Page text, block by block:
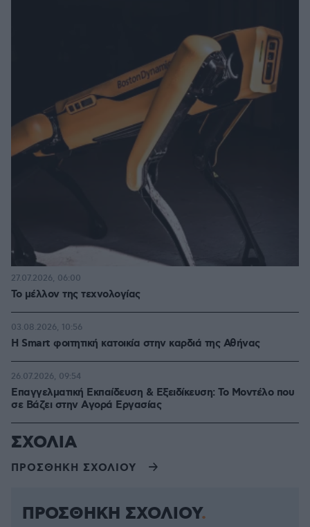
Το μέλλον της τεχνολογίας
27.07.2026, 06:00
Η Smart φοιτητική κατοικία στην καρδιά της Αθήνας
03.08.2026, 10:56
Επαγγελματική Εκπαίδευση & Εξειδίκευση: Το Mοντέλο που
σε Bάζει στην Aγορά Eργασίας
26.07.2026, 09:54
ΣΧΟΛΙΑ
ΠΡΟΣΘΗΚΗ ΣΧΟΛΙΟΥ
ΠΡΟΣΘΗΚΗ ΣΧΟΛΙΟΥ